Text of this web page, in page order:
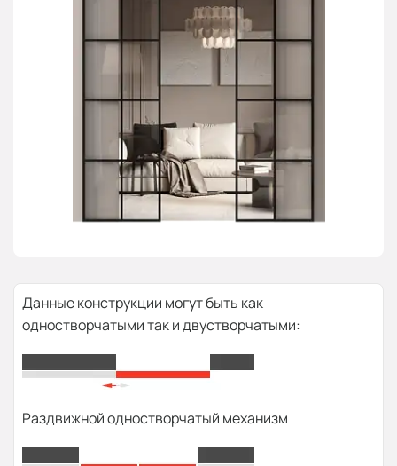
Данные конструкции могут быть как
одностворчатыми так и двустворчатыми:
Раздвижной одностворчатый механизм